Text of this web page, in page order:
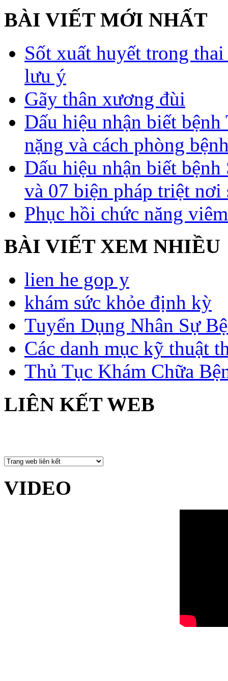
BÀI VIẾT MỚI NHẤT
Sốt xuất huyết trong
lưu ý
Gãy thân xương đùi
Dấu hiệu nhận biết
nặng và cách phòng
Dấu hiệu nhận biết
và 07 biện pháp triệt nơi
Phục hồi chức năng
BÀI VIẾT XEM NHIỀU
lien he gop y
khám sức khỏe định kỳ
Tuyển Dụng Nhân Sự
Các danh mục kỹ thuật
Thủ Tục Khám Chữa
LIÊN KẾT WEB
VIDEO